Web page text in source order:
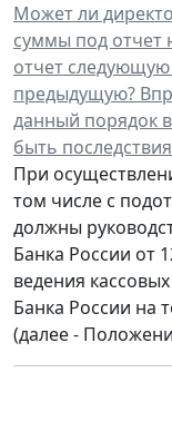
Может ли
суммы под отчет
отчет следующую
предыдущую?
данный порядок
быть
При
том числе с
должны
Банка России от
ведения
Банка России на
(далее -